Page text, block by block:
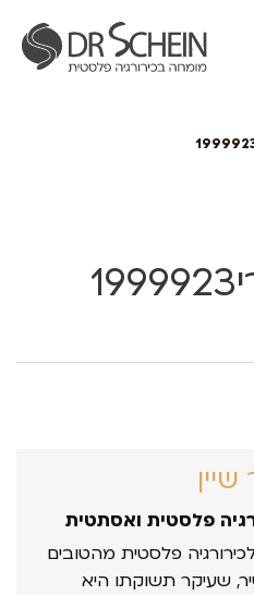
פלסטית ואסתטית
פלסטית מהטובים
שעיקר תשוקתו היא